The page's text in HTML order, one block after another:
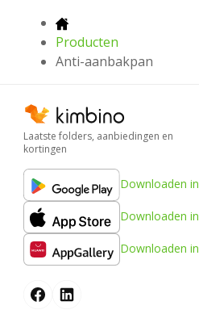
Producten
Anti-aanbakpan
Laatste folders, aanbiedingen en
kortingen
Downloaden in
Downloaden in
Downloaden in